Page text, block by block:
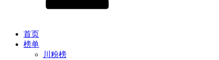
首页
榜单
川粉榜